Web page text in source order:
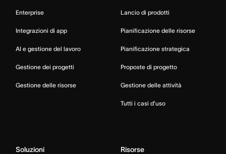
Enterprise
Integrazioni di app
AI e gestione del lavoro
Gestione dei progetti
Gestione delle risorse
Lancio di prodotti
Pianificazione delle risorse
Pianificazione strategica
Proposte di progetto
Gestione delle attività
Tutti i casi d’uso
Soluzioni Risorse